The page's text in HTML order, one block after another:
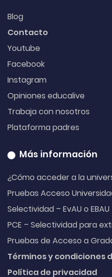
Blog
Contacto
Youtube
Facebook
Instagram
Opiniones educalive
Trabaja con nosotros
Plataforma padres
Más información
¿Cómo acceder a la
Pruebas Acceso
Selectividad – EvAU o EBAU
PCE – Selectividad para
Pruebas de Acceso a
Términos y condiciones
Política de privacidad